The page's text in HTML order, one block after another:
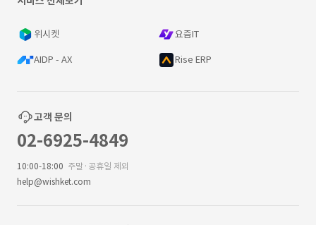
위시켓 요즘IT
AIDP - AX Rise ERP
고객 문의
02-6925-4849
10:00-18:00 주말·공휴일 제외
help@wishket.com